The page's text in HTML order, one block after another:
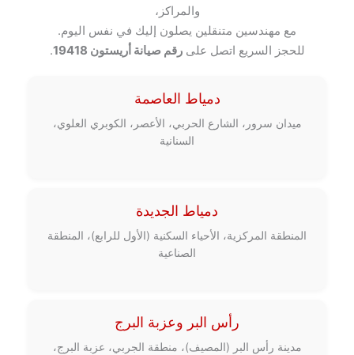
والمراكز،
مع مهندسين متنقلين يصلون إليك في نفس اليوم.
للحجز السريع اتصل علىرقم صيانة أريستون 19418 .
دمياط العاصمة
ميدان سرور، الشارع الحربي، الأعصر، الكوبري العلوي،
السنانية
دمياط الجديدة
المنطقة المركزية، الأحياء السكنية (الأول للرابع)، المنطقة
الصناعية
رأس البر وعزبة البرج
مدينة رأس البر (المصيف)، منطقة الجربي، عزبة البرج،